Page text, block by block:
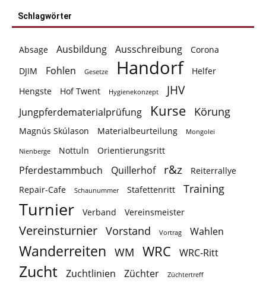
Schlagwörter
Absage Ausbildung Ausschreibung
Corona
DJIM
Fohlen Gesetze Handorf
Helfer
Hengste
Hof Twent Hygienekonzept JHV
Jungpferdematerialprüfung Kurse Körung
Magnús Skúlason Materialbeurteilung Mongolei
Nienberge Nottuln Orientierungsritt
Pferdestammbuch Quillerhof r&z
Reiterrallye
Repair-Cafe
Schaunummer Stafettenritt Training
Turnier Verband Vereinsmeister
Vereinsturnier Vorstand Vortrag Wahlen
Wanderreiten WM WRC WRC-Ritt
Zucht Zuchtlinien Züchter Züchtertreff